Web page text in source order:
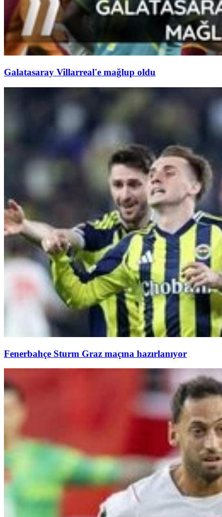
Galatasaray Villarreal'e mağlup oldu
Fenerbahçe Sturm Graz maçına hazırlanıyor